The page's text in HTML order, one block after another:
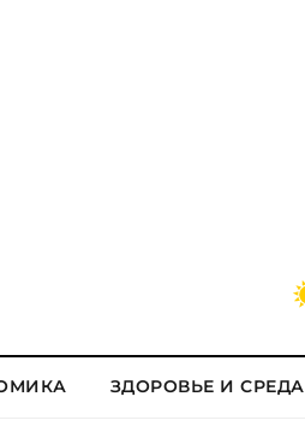
ЗДОРОВЬЕ И СРЕДА